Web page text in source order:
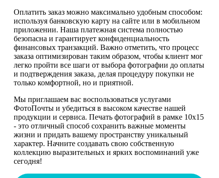
Оплатить заказ можно максимально удобным способом:
используя банковскую карту на сайте или в мобильном
приложении. Наша платежная система полностью
безопасна и гарантирует конфиденциальность
финансовых транзакций. Важно отметить, что процесс
заказа оптимизирован таким образом, чтобы клиент мог
легко пройти все шаги от выбора фотографии до оплаты
и подтверждения заказа, делая процедуру покупки не
только комфортной, но и приятной.
Мы приглашаем вас воспользоваться услугами
ФотоПочты и убедиться в высоком качестве нашей
продукции и сервиса. Печать фотографий в рамке 10х15
- это отличный способ сохранить важные моменты
жизни и придать вашему пространству уникальный
характер. Начните создавать свою собственную
коллекцию выразительных и ярких воспоминаний уже
сегодня!